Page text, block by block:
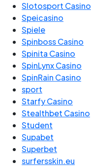
Slotosport Casino
Speicasino
Spiele
Spinboss Casino
Spinita Casino
SpinLynx Casino
SpinRain Casino
sport
Starfy Casino
Stealthbet Casino
Student
Supabet
Superbet
surfersskin.eu